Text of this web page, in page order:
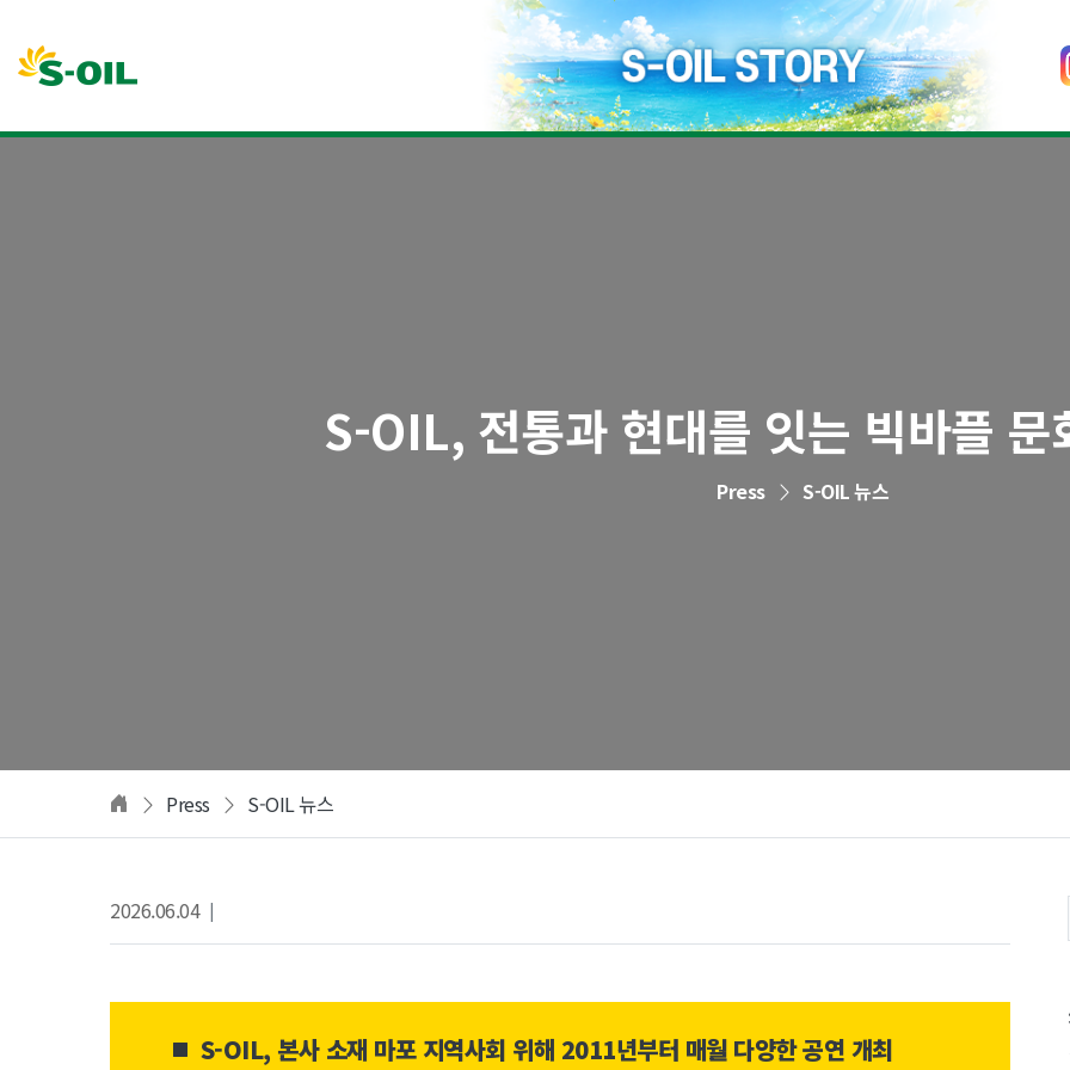
S-OIL, 전통과 현대를 잇는 빅바플 문
Press S-OIL 뉴스
Press S-OIL 뉴스
2026.06.04 |
S-OIL, 본사 소재 마포 지역사회 위해 2011년부터 매월 다양한 공연 개최